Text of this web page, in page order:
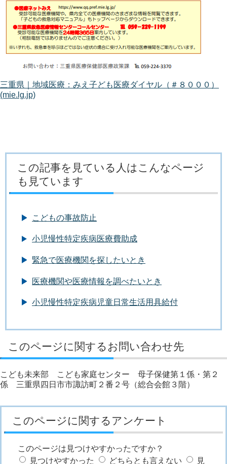
三重県｜地域医療：みえ子ども医療ダイヤル（＃８０００）
(mie.lg.jp)
この記事を見ている人はこんなページ
も見ています
こどもの事故防止
小児慢性特定疾病医療費助成
緊急で医療機関を探したいとき
医療機関や医療情報を調べたいとき
小児慢性特定疾病児童日常生活用具給付
このページに関するお問い合わせ先
こども未来部 こども家庭センター 母子保健第１係・第２
係 三重県四日市市諏訪町２番２号（総合会館３階）
このページに関するアンケート
このページは見つけやすかったですか？
見つけやすかった
どちらとも言えない
見